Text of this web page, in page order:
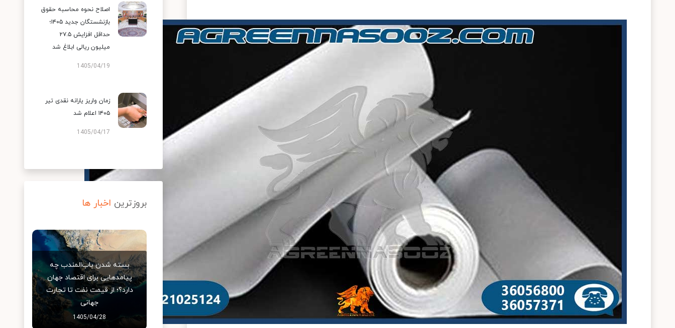
اصلاح نحوه محاسبه حقوق
بازنشستگان جدید ۱۴۰۵؛
حداقل افزایش ۲۷.۵
میلیون ریالی ابلاغ شد
1405/04/19
زمان واریز یارانه نقدی تیر
۱۴۰۵ اعلام شد
1405/04/17
بروزترین اخبار ها
بسته شدن باب‌المندب چه
پیامدهایی برای اقتصاد جهان
دارد؟؛ از قیمت نفت تا تجارت
جهانی
1405/04/28